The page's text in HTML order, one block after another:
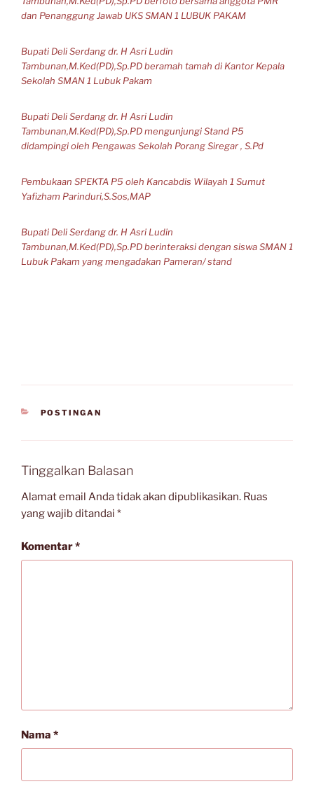
dan Penanggung Jawab UKS SMAN 1 LUBUK PAKAM
Bupati Deli Serdang dr. H Asri Ludin
Tambunan,M.Ked(PD),Sp.PD beramah tamah di Kantor Kepala
Sekolah SMAN 1 Lubuk Pakam
Bupati Deli Serdang dr. H Asri Ludin
Tambunan,M.Ked(PD),Sp.PD mengunjungi Stand P5
didampingi oleh Pengawas Sekolah Porang Siregar , S.Pd
Pembukaan SPEKTA P5 oleh Kancabdis Wilayah 1 Sumut
Yafizham Parinduri,S.Sos,MAP
Bupati Deli Serdang dr. H Asri Ludin
Tambunan,M.Ked(PD),Sp.PD berinteraksi dengan siswa SMAN 1
Lubuk Pakam yang mengadakan Pameran/ stand
KATEGORI
POSTINGAN
Tinggalkan Balasan
Alamat email Anda tidak akan dipublikasikan. Ruas
yang wajib ditandai *
Komentar*
Nama *